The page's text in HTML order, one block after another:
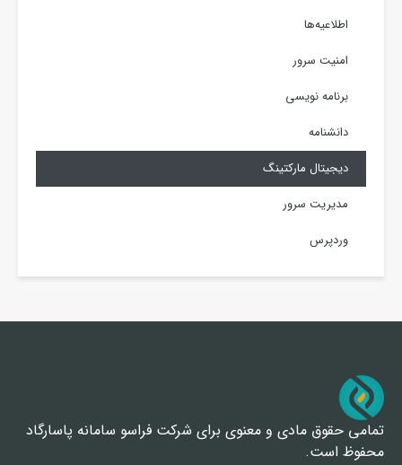
اطلاعیه‌ها
امنیت سرور
برنامه نویسی
دانشنامه
دیجیتال مارکتینگ
مدیریت سرور
وردپرس
تمامی حقوق مادی و معنوی برای شرکت فراسو سامانه پاسارگاد
محفوظ است.